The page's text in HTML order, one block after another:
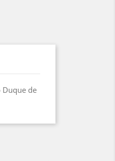
Duque de